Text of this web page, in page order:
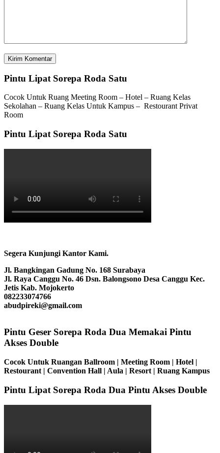
Pintu Lipat Sorepa Roda Satu
Cocok Untuk Ruang Meeting Room – Hotel – Ruang Kelas
Sekolahan – Ruang Kelas Untuk Kampus – Restourant Privat
Room
Pintu Lipat Sorepa Roda Satu
Segera Kunjungi Kantor Kami.
Jl. Bangkingan Gadung No. 168 Surabaya
Jl. Raya Canggu No. 46 Dsn. Balongsono Desa Canggu Kec.
Jetis Kab. Mojokerto
082233074766
abudpireki@gmail.com
Pintu Geser Sorepa Roda Dua Memakai Pintu
Akses Double
Cocok Untuk Ruangan Ballroom | Meeting Room | Hotel |
Restourant | Convention Hall | Aula | Resort | Ruang Kampus
Pintu Lipat Sorepa Roda Dua Pintu Akses Double